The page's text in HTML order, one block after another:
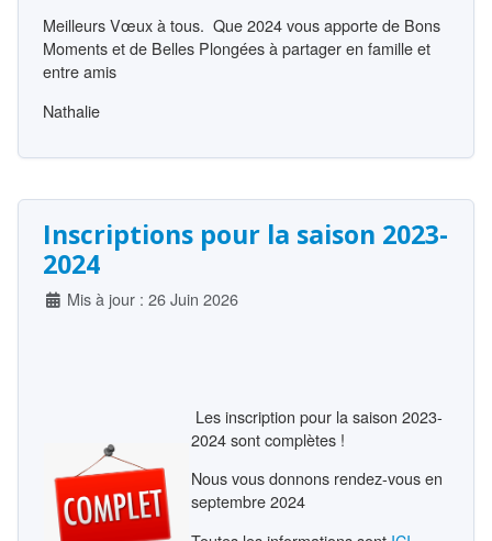
Meilleurs Vœux à tous. Que 2024 vous apporte de Bons
Moments et de Belles Plongées à partager en famille et
entre amis
Nathalie
Inscriptions pour la saison 2023-
2024
DétailsMis à jour : 26 Juin 2026
Les inscription pour la saison 2023-
2024 sont complètes !
Nous vous donnons rendez-vous en
septembre 2024